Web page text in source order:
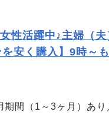
性活躍中♪主婦（夫
安く購入】9時～
間（1～3ヶ月）あり